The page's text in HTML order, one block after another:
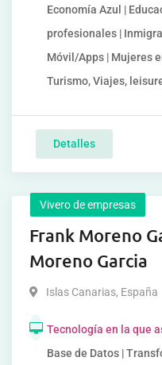
Economía Azul |
profesionales |
Móvil/Apps | Mujeres
Turismo, Viajes,
Detalles
Vivero de empresas
Frank Moreno
Moreno Garcia
Islas Canarias, España
Tecnología en la que
Base de Datos |